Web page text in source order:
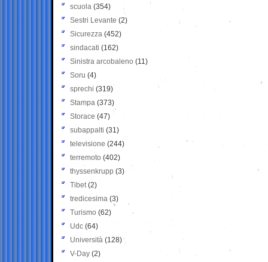
scuola (354)
Sestri Levante (2)
Sicurezza (452)
sindacati (162)
Sinistra arcobaleno (11)
Soru (4)
sprechi (319)
Stampa (373)
Storace (47)
subappalti (31)
televisione(244)
terremoto (402)
thyssenkrupp (3)
Tibet(2)
tredicesima (3)
Turismo (62)
Udc (64)
Università (128)
V-Day (2)